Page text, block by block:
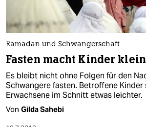
Ramadan und Schwangerschaft
Fasten macht Kinder
Es bleibt nicht ohne Folgen für den
Schwangere fasten. Betroffene Kinder
Erwachsene im Schnitt etwas leichter.
Von Gilda Sahebi